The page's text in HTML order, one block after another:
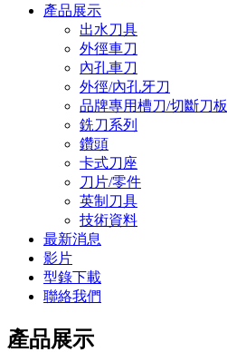
產品展示
出水刀具
外徑車刀
內孔車刀
外徑/內孔牙刀
品牌專用槽刀/切斷刀板
銑刀系列
鑽頭
卡式刀座
刀片/零件
英制刀具
技術資料
最新消息
影片
型錄下載
聯絡我們
產品展示